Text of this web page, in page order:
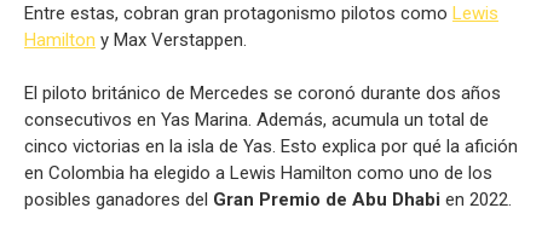
Entre estas, cobran gran protagonismo pilotos como Lewis
Hamilton y Max Verstappen.
El piloto británico de Mercedes se coronó durante dos años
consecutivos en Yas Marina. Además, acumula un total de
cinco victorias en la isla de Yas. Esto explica por qué la afición
en Colombia ha elegido a Lewis Hamilton como uno de los
posibles ganadores del Gran Premio de Abu Dhabi en 2022.